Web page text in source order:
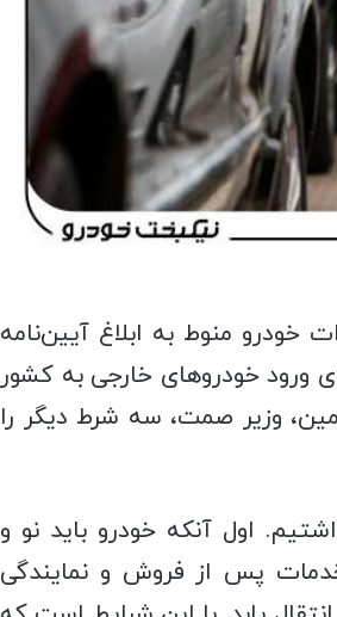
خودرو منوط به ابلاغ آیین‌نامه
ورود خودروهای خارجی به کشور
وزیر صمت، سه شرط دیگر را
اول آنکه خودرو باید نو و
پس از فروش و نمایندگی